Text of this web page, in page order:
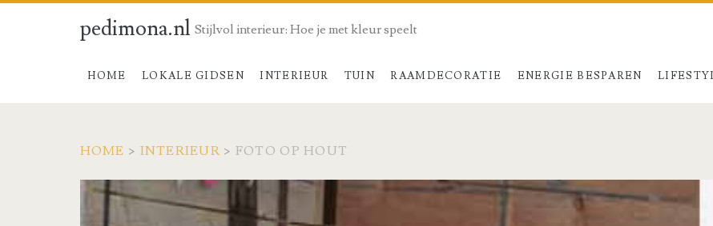
pedimona.nl Stijlvol interieur: Hoe je met kleur speelt
HOME LOKALE GIDSEN INTERIEUR TUIN RAAMDECORATIE ENERGIE BESPAREN
HOME > INTERIEUR > FOTO OP HOUT